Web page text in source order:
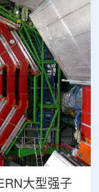
大型强子